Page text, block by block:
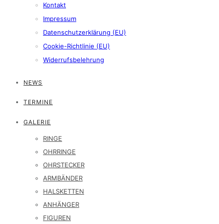
Kontakt
Impressum
Datenschutzerklärung (EU)
Cookie-Richtlinie (EU)
Widerrufsbelehrung
NEWS
TERMINE
GALERIE
RINGE
OHRRINGE
OHRSTECKER
ARMBÄNDER
HALSKETTEN
ANHÄNGER
FIGUREN